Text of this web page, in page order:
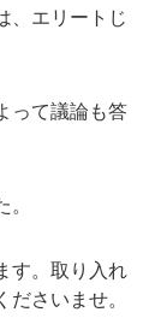
、エリートじ
って議論も答
す。取り入れ
さいませ。